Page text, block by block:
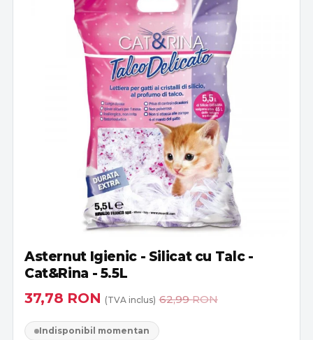
Asternut Igienic - Silicat cu Talc -
Cat&Rina - 5.5L
37,78 RON (TVA inclus) 62,99RON
Indisponibil momentan